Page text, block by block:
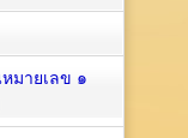
มายเลข ๑